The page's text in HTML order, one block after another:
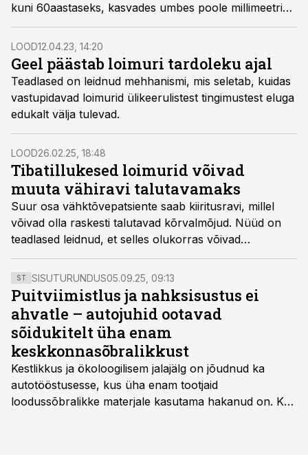
kuni 60aastaseks, kasvades umbes poole millimeetri
pikkuseks. Nad on võimelised ellu jääma 271kraadises
külmas, ligi 150kraadises kuumuses, kosmoses,
keevas alkoholis ja nad on röntgenkiirgusele 1000
korda vastupidavamad kui inimesed. Ülim vastupidavus
võimaldab neil elada praktiliselt kõikjal meie planeedil.
LOOD12.04.23, 14:20
Geel päästab loimuri tardoleku ajal
Teadlased on leidnud mehhanismi, mis seletab, kuidas
vastupidavad loimurid ülikeerulistest tingimustest eluga
edukalt välja tulevad.
LOOD26.02.25, 18:48
Tibatillukesed loimurid võivad
muuta vähiravi talutavamaks
Suur osa vähktõvepatsiente saab kiiritusravi, millel
võivad olla raskesti talutavad kõrvalmõjud. Nüüd on
teadlased leidnud, et selles olukorras võivad
patsiendile abiks olla pisikeste ülivastupidavate
loomakeste loimurite ehk tardigraadide kehas leiduvad
valgud.
ST SISUTURUNDUS05.09.25, 09:13
Puitviimistlus ja nahksisustus ei
ahvatle – autojuhid ootavad
sõidukitelt üha enam
keskkonnasõbralikkust
Kestlikkus ja ökoloogilisem jalajälg on jõudnud ka
autotööstusesse, kus üha enam tootjaid
loodussõbralikke materjale kasutama hakanud on. Kui